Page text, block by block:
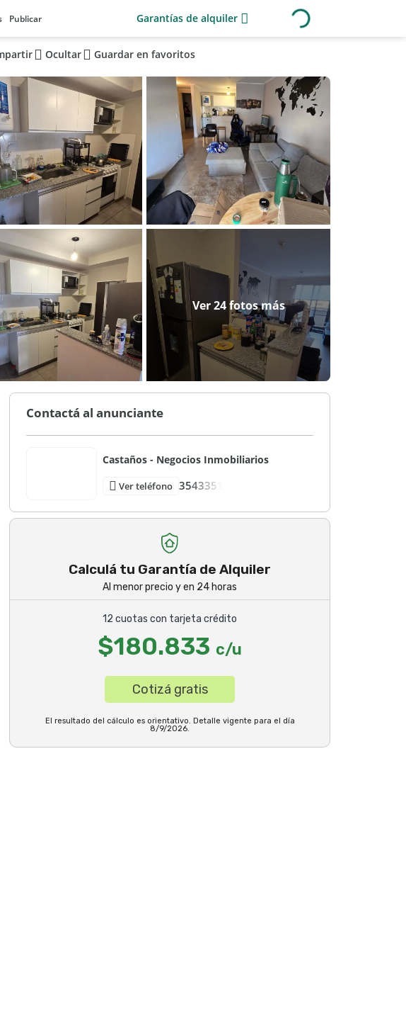
Publicar Garantías de alquiler
Ocultar Guardar en favoritos
Ver 24 fotos más
Contactá al anunciante
Castaños - Negocios Inmobiliarios
Ver teléfono 3543351
Calculá tu Garantía de Alquiler
Al menor precio y en 24 horas
12 cuotas con tarjeta crédito
$180.833 c/u
Cotizá gratis
El resultado del cálculo es orientativo. Detalle vigente para el día
8/9/2026.